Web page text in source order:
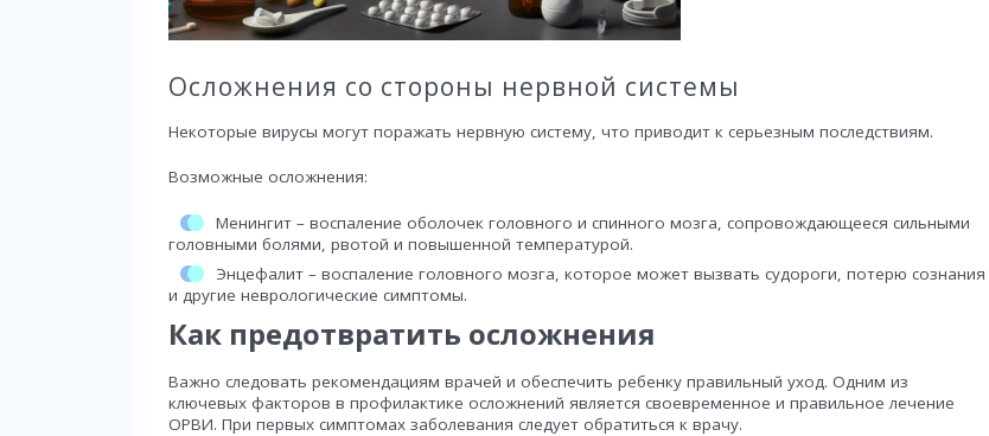
Осложнения со стороны нервной системы
Некоторые вирусы могут поражать нервную систему, что приводит к серьезным последствиям.
Возможные осложнения:
Менингит – воспаление оболочек головного и спинного мозга, сопровождающееся сильными
головными болями, рвотой и повышенной температурой.
Энцефалит – воспаление головного мозга, которое может вызвать судороги, потерю сознания
и другие неврологические симптомы.
Как предотвратить осложнения
Важно следовать рекомендациям врачей и обеспечить ребенку правильный уход. Одним из
ключевых факторов в профилактике осложнений является своевременное и правильное лечение
ОРВИ. При первых симптомах заболевания следует обратиться к врачу.